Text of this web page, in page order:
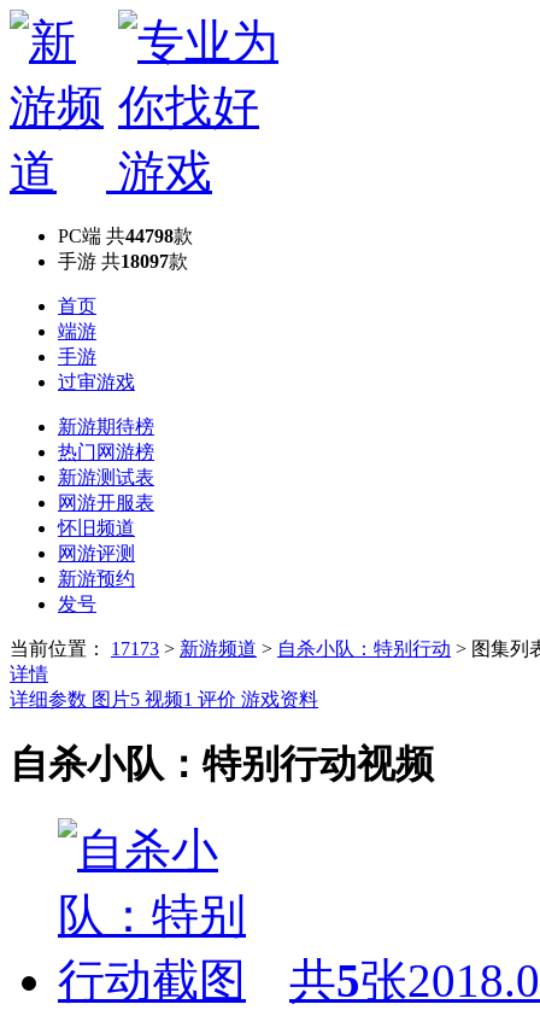
PC端 共44798款
手游 共18097款
首页
端游
手游
过审游戏
新游期待榜
热门网游榜
新游测试表
网游开服表
怀旧频道
网游评测
新游预约
发号
当前位置： 17173 > 新游频道 > 自杀小队：特别行动 > 图集列
详情
详细参数 图片5 视频1 评价 游戏资料
自杀小队：特别行动视频
共5张